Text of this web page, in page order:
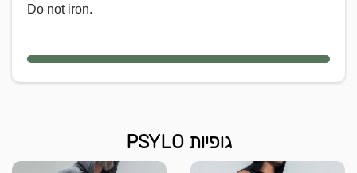
Do not iron.
גופיות PSYLO